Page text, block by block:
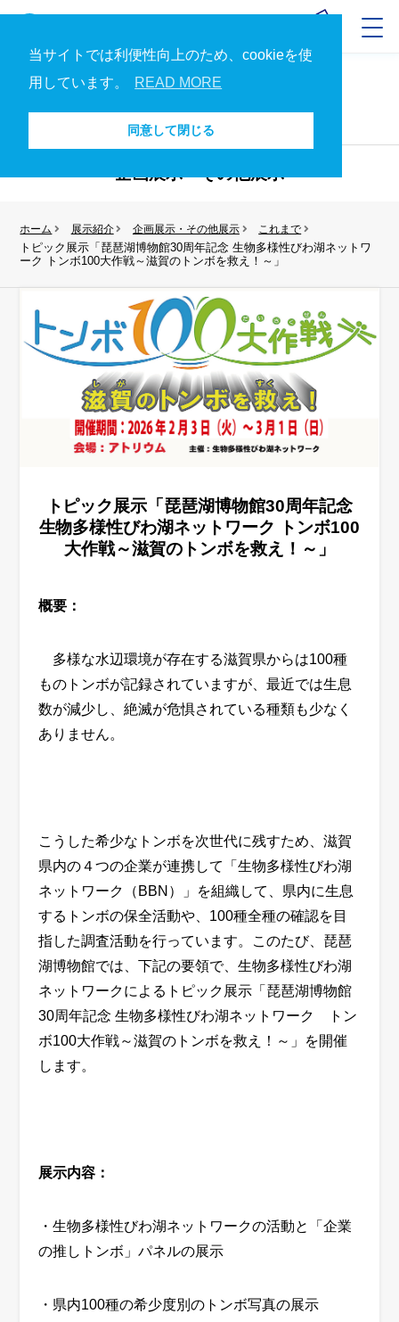
当サイトでは利便性向上のため、cookieを使
用しています。
READ MORE
同意して閉じる
展示紹介
展示紹介トップへ
企画展示・その他展示
ホーム 展示紹介 企画展示・その他展示 これまで
トピック展示「琵琶湖博物館30周年記念 生物多様性びわ湖ネットワ
ーク トンボ100大作戦～滋賀のトンボを救え！～」
トピック展示「琵琶湖博物館30周年記念
生物多様性びわ湖ネットワーク トンボ100
大作戦～滋賀のトンボを救え！～」
概要：
多様な水辺環境が存在する滋賀県からは100種
ものトンボが記録されていますが、最近では生息
数が減少し、絶滅が危惧されている種類も少なく
ありません。
こうした希少なトンボを次世代に残すため、滋賀
県内の４つの企業が連携して「生物多様性びわ湖
ネットワーク（ BBN ）」を組織して、県内に生息
するトンボの保全活動や、 100種全種の確認を目
指した調査活動を行っています。このたび、琵琶
湖博物館では、下記の要領で、生物多様性びわ湖
ネットワークによるトピック展示「琵琶湖博物館
30周年記念 生物多様性びわ湖ネットワーク トン
ボ100大作戦～滋賀のトンボを救え！～」を開催
します。
展示内容：
・生物多様性びわ湖ネットワークの活動と「企業
の推しトンボ」パネルの展示
・県内100種の希少度別のトンボ写真の展示